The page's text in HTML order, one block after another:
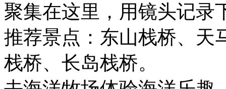
聚集在这里，用镜头记录
推荐景点：东山栈桥、天
栈桥、长岛栈桥。